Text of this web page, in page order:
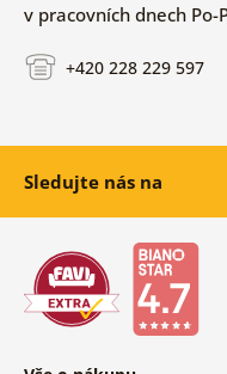
v pracovních dnech Po-
+420 228 229 597
Sledujte nás na